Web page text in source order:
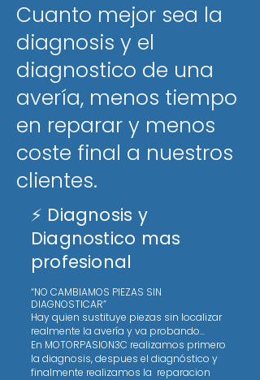
Cuanto mejor sea la
diagnosis y el
diagnostico de una
avería, menos tiempo
en reparar y menos
coste final a nuestros
clientes.
⚡ Diagnosis y
Diagnostico mas
profesional
“NO CAMBIAMOS PIEZAS SIN
DIAGNOSTICAR”
Hay quien sustituye piezas sin localizar
realmente la avería y va probando...
En MOTORPASION3C realizamos primero
la diagnosis, despues el diagnóstico y
finalmente realizamos la reparacion